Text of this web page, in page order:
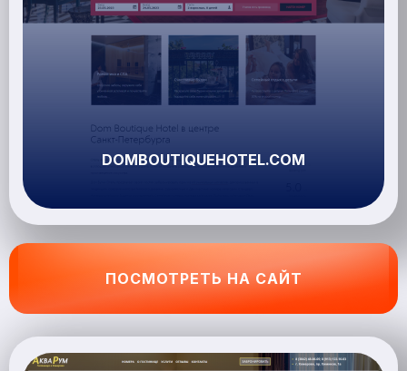
DOMBOUTIQUEHOTEL.COM
ПОСМОТРЕТЬ НА САЙТ